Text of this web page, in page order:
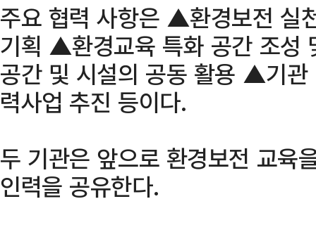
주요 협력 사항은 ▲환경보전 실
기획 ▲환경교육 특화 공간 조
공간 및 시설의 공동 활용 ▲기관
력사업 추진 등이다.
두 기관은 앞으로 환경보전 교육
인력을 공유한다.